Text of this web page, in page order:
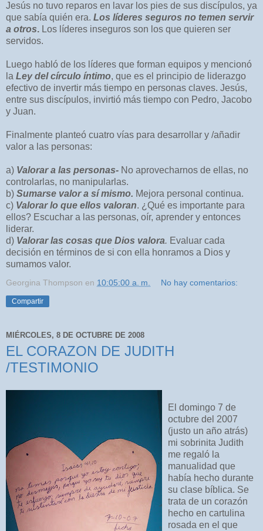
Jesús no tuvo reparos en lavar los pies de sus discípulos, ya
que sabía quién era. Los líderes seguros no temen servir
a otros. Los líderes inseguros son los que quieren ser
servidos.
Luego habló de los líderes que forman equipos y mencionó
la Ley del círculo íntimo, que es el principio de liderazgo
efectivo de invertir más tiempo en personas claves. Jesús,
entre sus discípulos, invirtió más tiempo con Pedro, Jacobo
y Juan.
Finalmente planteó cuatro vías para desarrollar y /añadir
valor a las personas:
a) Valorar a las personas- No aprovecharnos de ellas, no
controlarlas, no manipularlas.
b) Sumarse valor a sí mismo. Mejora personal continua.
c) Valorar lo que ellos valoran. ¿Qué es importante para
ellos? Escuchar a las personas, oír, aprender y entonces
liderar.
d) Valorar las cosas que Dios valora. Evaluar cada
decisión en términos de si con ella honramos a Dios y
sumamos valor.
Georgina Thompson en 10:05:00 a. m. No hay comentarios:
Compartir
MIÉRCOLES, 8 DE OCTUBRE DE 2008
EL CORAZON DE JUDITH
/TESTIMONIO
El domingo 7 de
octubre del 2007
(justo un año atrás)
mi sobrinita Judith
me regaló la
manualidad que
había hecho durante
su clase bíblica. Se
trata de un corazón
hecho en cartulina
rosada en el que